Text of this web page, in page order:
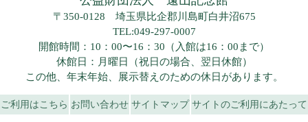
〒350-0128 埼玉県比企郡川島町白井沼675
TEL:049-297-0007
開館時間：10：00〜16：30（入館は16：00まで）
休館日：月曜日（祝日の場合、翌日休館）
この他、年末年始、展示替えのための休日があります。
ご利用はこちら お問い合わせ サイトマップ サイトのご利用にあたって